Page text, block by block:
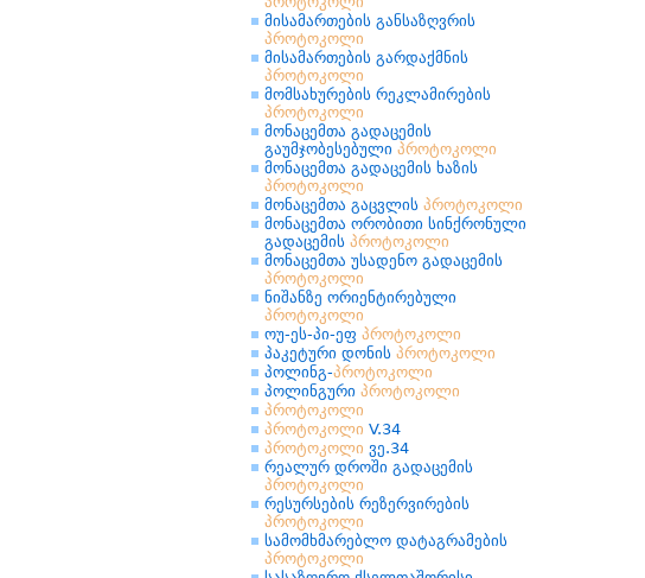
მისამართების განსაზღვრის
პროტოკოლი
მისამართების გარდაქმნის
პროტოკოლი
მომსახურების რეკლამირების
პროტოკოლი
მონაცემთა გადაცემის
გაუმჯობესებული პროტოკოლი
მონაცემთა გადაცემის ხაზის
პროტოკოლი
მონაცემთა გაცვლის პროტოკოლი
მონაცემთა ორობითი სინქრონული
გადაცემის პროტოკოლი
მონაცემთა უსადენო გადაცემის
პროტოკოლი
ნიშანზე ორიენტირებული
პროტოკოლი
ოუ-ეს-პი-ეფ პროტოკოლი
პაკეტური დონის პროტოკოლი
პოლინგ-პროტოკოლი
პოლინგური პროტოკოლი
პროტოკოლი
პროტოკოლი V.34
პროტოკოლი ვე.34
რეალურ დროში გადაცემის
პროტოკოლი
რესურსების რეზერვირების
პროტოკოლი
სამომხმარებლო დატაგრამების
პროტოკოლი